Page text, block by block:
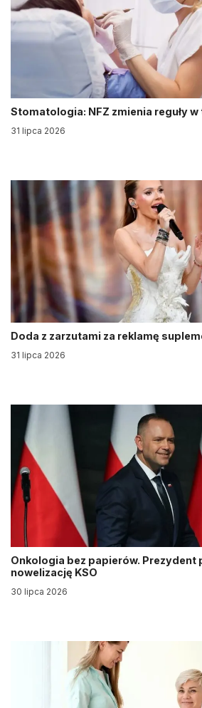
Stomatologia: NFZ zmienia reguły
31 lipca 2026
Doda z zarzutami za reklamę
31 lipca 2026
Onkologia bez papierów. Prezydent
nowelizację KSO
30 lipca 2026